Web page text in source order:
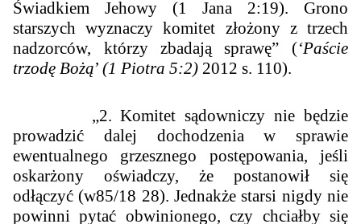
Świadkiem Jehowy (1 Jana 2:19). Grono
starszych wyznaczy komitet złożony z trzech
nadzorców, którzy zbadają sprawę” (‘Paście
trzodę Bożą’(1 Piotra 5:2) 2012 s. 110).
„2. Komitet sądowniczy nie będzie
prowadzić dalej dochodzenia w sprawie
ewentualnego grzesznego postępowania, jeśli
oskarżony oświadczy, że postanowił się
odłączyć (w85/18 28). Jednakże starsi nigdy nie
powinni pytać obwinionego, czy chciałby się